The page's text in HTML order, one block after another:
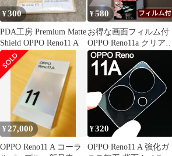
ケース BENTOBEN ク
リア
¥300
PDA工房 Premium Matte
Shield OPPO Reno11 A
¥580
お得な画面フィルム付
OPPO Reno11a クリア
TPU カバー
¥ 27,000
OPPO Reno11 A コーラ
¥320
OPPO Reno11 A 強化ガ